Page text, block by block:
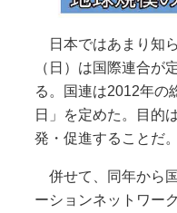
日本ではあまり知
（日）は国際連合が
る。国連は2012年の
日」を定めた。目的
発・促進することだ。
併せて、同年から
ーションネットワー